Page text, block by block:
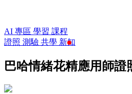
AI 專區 學習 課程
證照 測驗 共學 新知
巴哈情緒花精應用師證